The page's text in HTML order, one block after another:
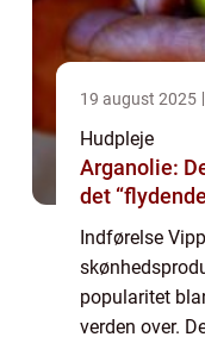
19 august 2025
Hudpleje
Arganolie:
det
Indførelse
popularitet
verden over.